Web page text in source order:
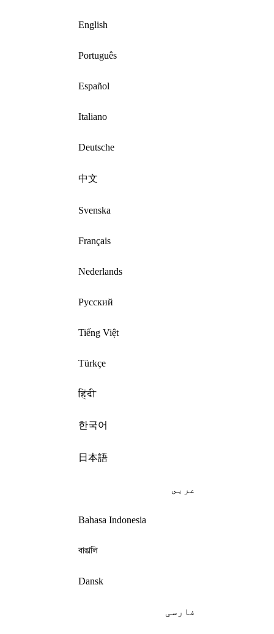
English
Português
Español
Italiano
Deutsche
中文
Svenska
Français
Nederlands
Русский
Tiếng Việt
Türkçe
हिंदी
한국어
日本語
عربى
Bahasa Indonesia
বাঙালি
Dansk
فارسی